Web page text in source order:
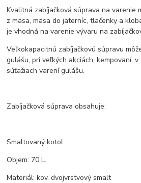
Kvalitná zabíjačková súprava na varenie
z mäsa, mäsa do jaterníc, tlačenky a
je vhodná na varenie vývaru na
Veľkokapacitnú zabíjačkovú súpravu
gulášu, pri veľkých akciách, kempovaní,
súťažiach varení gulášu.
Zabíjačková súprava obsahuje:
Smaltovaný kotol.
Objem: 70 L.
Materiál: kov, dvojvrstvový smalt